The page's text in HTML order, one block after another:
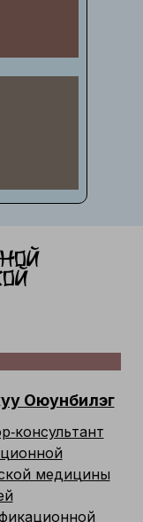
Оюунбилэг
медицины